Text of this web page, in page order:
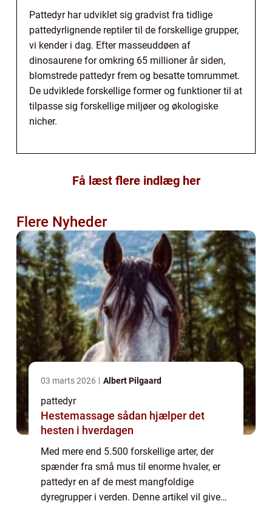
Pattedyr har udviklet sig gradvist fra tidlige
pattedyrlignende reptiler til de forskellige grupper,
vi kender i dag. Efter masseuddøen af
dinosaurene for omkring 65 millioner år siden,
blomstrede pattedyr frem og besatte tomrummet.
De udviklede forskellige former og funktioner til at
tilpasse sig forskellige miljøer og økologiske
nicher.
Få læst flere indlæg her
Flere Nyheder
03 marts 2026 Albert Pilgaard
pattedyr
Hestemassage sådan hjælper det
hesten i hverdagen
Med mere end 5.500 forskellige arter, der
spænder fra små mus til enorme hvaler, er
pattedyr en af de mest mangfoldige
dyregrupper i verden. Denne artikel vil give